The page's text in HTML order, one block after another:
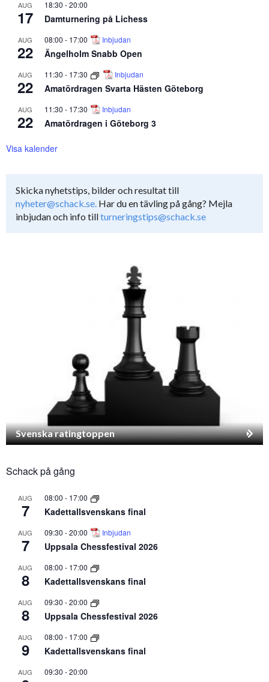
AUG
17
18:30 -20:00
Damturnering på Lichess
AUG
22
08:00 - 17:00 Inbjudan
Ängelholm Snabb Open
AUG
22
11:30 - 17:30 Inbjudan
Amatördragen Svarta Hästen Göteborg
AUG
22
11:30 - 17:30 Inbjudan
Amatördragen i Göteborg 3
Visa kalender
Skicka nyhetstips, bilder och resultat till
nyheter@schack.se. Har du en tävling på gång? Mejla
inbjudan och info tillturneringstips@schack.se
Svenska ratingtoppen
Schack på gång
AUG
7
08:00 - 17:00
Kadettallsvenskans final
AUG
7
09:30 -20:00 Inbjudan
Uppsala Chessfestival 2026
AUG
8
08:00 - 17:00
Kadettallsvenskans final
AUG
8
09:30 -20:00
Uppsala Chessfestival 2026
AUG
9
08:00 - 17:00
Kadettallsvenskans final
AUG 09:30 -20:00